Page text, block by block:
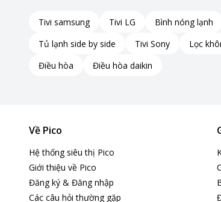
Tivi samsung Tivi LG Bình nóng lạnh
Tủ lạnh side by side
Tivi Sony Lọc
Điều hòa
Điều hòa daikin
Về Pico
Hệ thống siêu thị Pico
Giới thiệu về Pico
Đăng ký & Đăng nhập
Các câu hỏi thường gặp